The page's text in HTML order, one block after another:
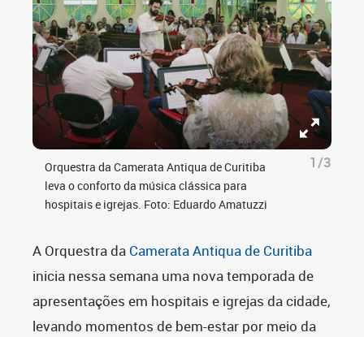
Orquestra da Camerata Antiqua de Curitiba
leva o conforto da música clássica para
hospitais e igrejas. Foto: Eduardo Amatuzzi
1/3
A Orquestra da Camerata Antiqua de Curitiba
inicia nessa semana uma nova temporada de
apresentações em hospitais e igrejas da cidade,
levando momentos de bem-estar por meio da